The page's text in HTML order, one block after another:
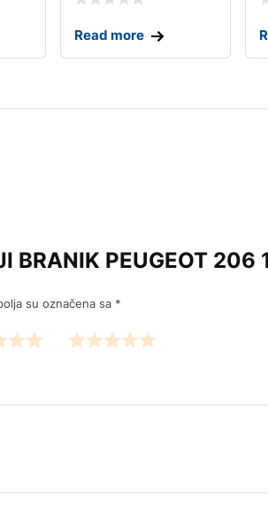
Read more
BRANIK PEUGEOT 206
su označena sa *